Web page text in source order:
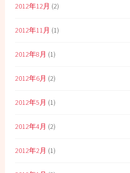
2012年12月 (2)
2012年11月 (1)
2012年8月 (1)
2012年6月 (2)
2012年5月 (1)
2012年4月 (2)
2012年2月 (1)